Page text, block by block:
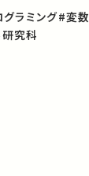
ラミング#変数
究科